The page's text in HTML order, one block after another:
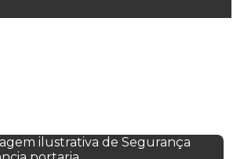
de limpeza portaria e segurança